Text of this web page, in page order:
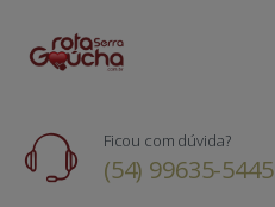
Ficou com dúvida?
(54) 99635-5445